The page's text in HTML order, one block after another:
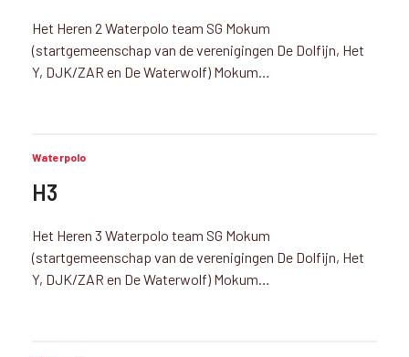
Het Heren 2 Waterpolo team SG Mokum
(startgemeenschap van de verenigingen De Dolfijn, Het
Y, DJK/ZAR en De Waterwolf) Mokum…
Waterpolo
H3
Het Heren 3 Waterpolo team SG Mokum
(startgemeenschap van de verenigingen De Dolfijn, Het
Y, DJK/ZAR en De Waterwolf) Mokum…